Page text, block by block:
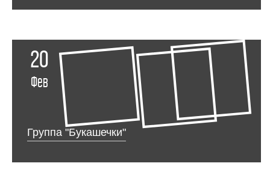
20
Фев
Группа "Букашечки"